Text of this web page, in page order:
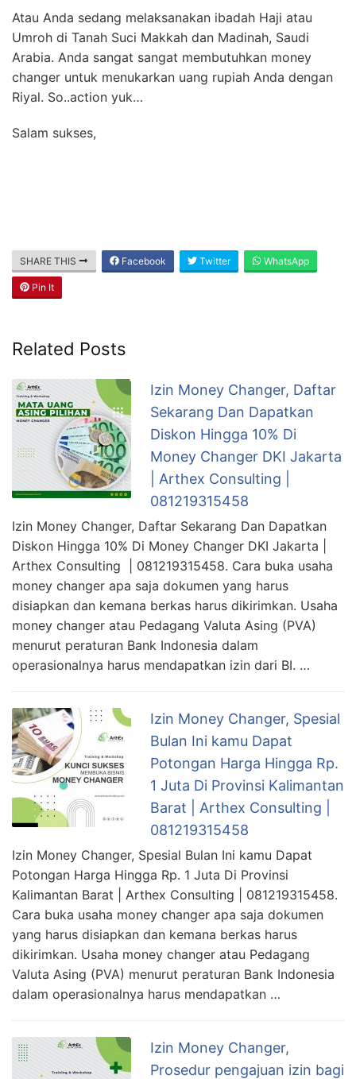
Atau Anda sedang melaksanakan ibadah Haji atau
Umroh di Tanah Suci Makkah dan Madinah, Saudi
Arabia. Anda sangat sangat membutuhkan money
changer untuk menukarkan uang rupiah Anda dengan
Riyal. So..action yuk…
Salam sukses,
SHARE THIS Facebook Twitter WhatsApp
Pin It
Related Posts
Izin Money Changer, Daftar
Sekarang Dan Dapatkan
Diskon Hingga 10% Di
Money Changer DKI Jakarta
| Arthex Consulting |
081219315458
Izin Money Changer, Daftar Sekarang Dan Dapatkan
Diskon Hingga 10% Di Money Changer DKI Jakarta |
Arthex Consulting | 081219315458. Cara buka usaha
money changer apa saja dokumen yang harus
disiapkan dan kemana berkas harus dikirimkan. Usaha
money changer atau Pedagang Valuta Asing (PVA)
menurut peraturan Bank Indonesia dalam
operasionalnya harus mendapatkan izin dari BI. …
Izin Money Changer, Spesial
Bulan Ini kamu Dapat
Potongan Harga Hingga Rp.
1 Juta Di Provinsi Kalimantan
Barat | Arthex Consulting |
081219315458
Izin Money Changer, Spesial Bulan Ini kamu Dapat
Potongan Harga Hingga Rp. 1 Juta Di Provinsi
Kalimantan Barat | Arthex Consulting | 081219315458.
Cara buka usaha money changer apa saja dokumen
yang harus disiapkan dan kemana berkas harus
dikirimkan. Usaha money changer atau Pedagang
Valuta Asing (PVA) menurut peraturan Bank Indonesia
dalam operasionalnya harus mendapatkan …
Izin Money Changer,
Prosedur pengajuan izin bagi